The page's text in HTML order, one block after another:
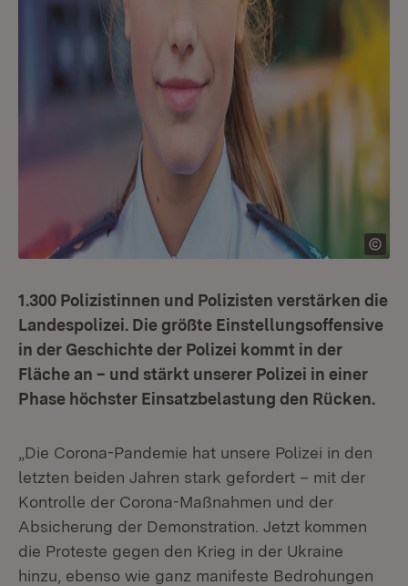
1.300 Polizistinnen und Polizisten verstärken die
Landespolizei. Die größte Einstellungsoffensive
in der Geschichte der Polizei kommt in der
Fläche an – und stärkt unserer Polizei in einer
Phase höchster Einsatzbelastung den Rücken.
„Die Corona-Pandemie hat unsere Polizei in den
letzten beiden Jahren stark gefordert – mit der
Kontrolle der Corona-Maßnahmen und der
Absicherung der Demonstration. Jetzt kommen
die Proteste gegen den Krieg in der Ukraine
hinzu, ebenso wie ganz manifeste Bedrohungen